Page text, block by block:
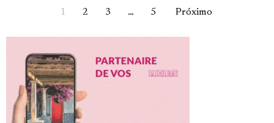
1 2 3 … 5 Próximo